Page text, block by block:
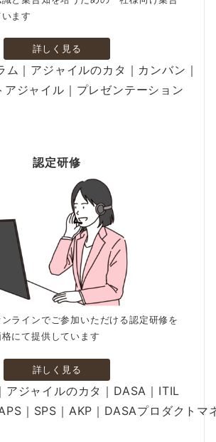
ます
詳しく見る
ム｜アジャイルのカタ｜カンバン｜
アジャイル｜プレゼンテーション
認定研修
ラインでご参加いただける認定研修を
にて提供しています
詳しく見る
ジャイルのカタ｜DASA｜ITIL
｜SPS｜AKP｜DASAプロダクトマ